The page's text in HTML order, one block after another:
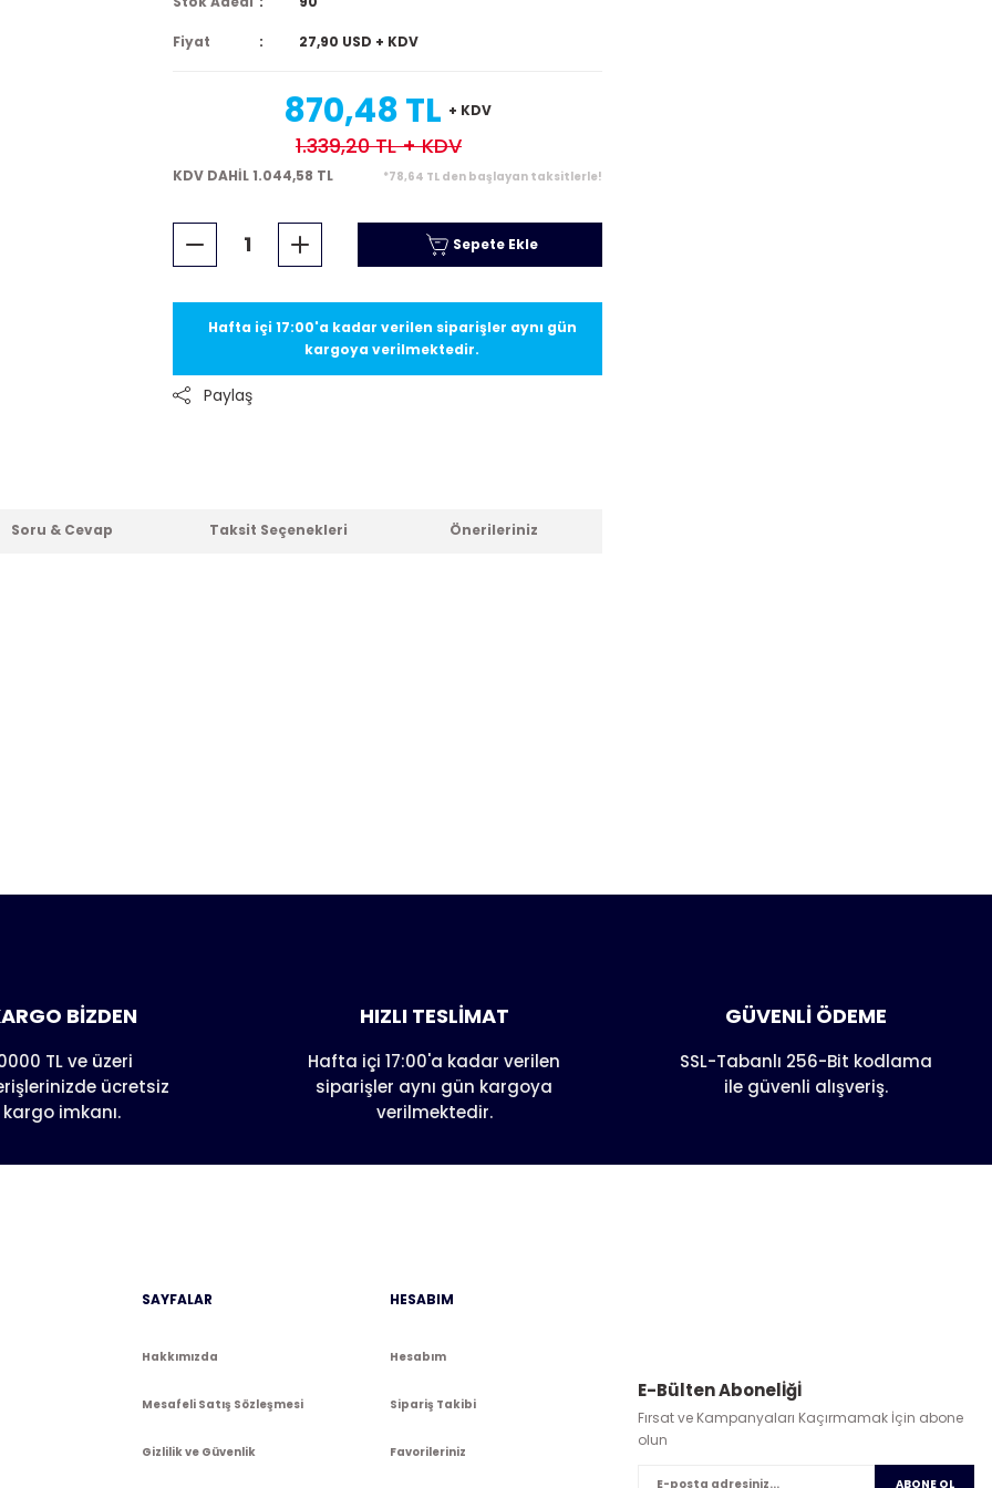
Fiyat 27,90 USD + KDV
870,48 TL + KDV
1.339,20 TL+ KDV
KDV DAHİL 1.044,58 TL *78,64 TL den başlayan taksitlerle!
Sepete Ekle
Hafta içi 17:00'a kadar verilen siparişler aynı gün
kargoya verilmektedir.
Paylaş
Soru & Cevap Taksit Seçenekleri Önerileriniz
Yorum Yaz
Soru Sor
yetersiz gördüğünüz noktaları öneri formunu kullanarak
BİZDEN
TL ve üzeri
ücretsiz
kargo imkanı.
HIZLI TESLİMAT
Hafta içi 17:00'a kadar verilen
siparişler aynı gün kargoya
verilmektedir.
GÜVENLİ ÖDEME
SSL-Tabanlı 256-Bit kodlama
ile güvenli alışveriş.
SAYFALAR
Hakkımızda
Mesafeli Satış Sözleşmesi
Gizlilik ve Güvenlik
HESABIM
Hesabım
Sipariş Takibi
Favorileriniz
E-Bülten Abonelİğİ
Fırsat ve Kampanyaları Kaçırmamak İçin abone
olun
ABONE OL